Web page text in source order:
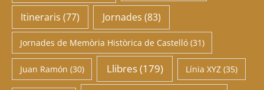
Itineraris (77) Jornades (83)
Jornades de Memòria Històrica de Castelló(31)
Juan Ramón (30) Llibres(179) Línia XYZ (35)